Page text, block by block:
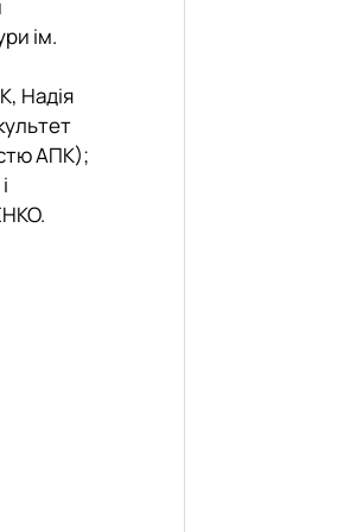
ім.
Надія
АПК);